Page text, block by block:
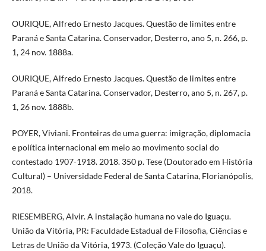
OURIQUE, Alfredo Ernesto Jacques. Questão de limites entre
Paraná e Santa Catarina. Conservador, Desterro, ano 5, n. 266, p.
1, 24 nov. 1888a.
OURIQUE, Alfredo Ernesto Jacques. Questão de limites entre
Paraná e Santa Catarina. Conservador, Desterro, ano 5, n. 267, p.
1, 26 nov. 1888b.
POYER, Viviani. Fronteiras de uma guerra: imigração, diplomacia
e política internacional em meio ao movimento social do
contestado 1907-1918. 2018. 350 p. Tese (Doutorado em História
Cultural) – Universidade Federal de Santa Catarina, Florianópolis,
2018.
RIESEMBERG, Alvir. A instalação humana no vale do Iguaçu.
União da Vitória, PR: Faculdade Estadual de Filosofia, Ciências e
Letras de União da Vitória, 1973. (Coleção Vale do Iguaçu).